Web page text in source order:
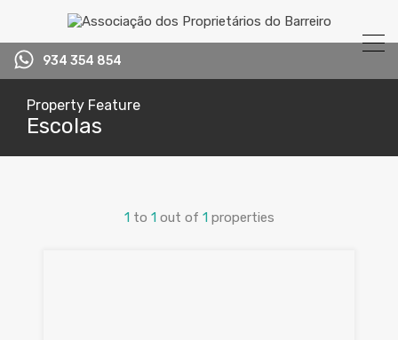
934 354 854
Property Feature
Escolas
1 to 1 out of 1 properties